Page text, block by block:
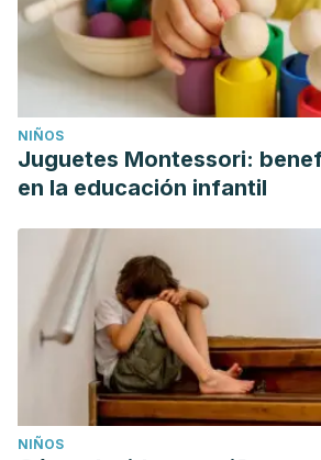
NIÑOS
Juguetes Montessori:
en la educación infantil
NIÑOS